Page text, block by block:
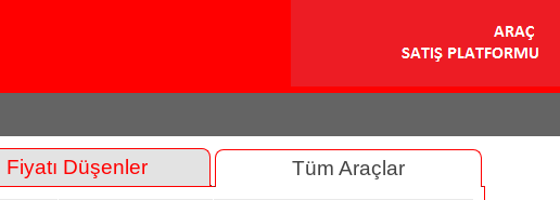
Fiyatı Düşenler Tüm Araçlar